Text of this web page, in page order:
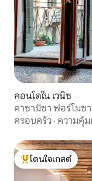
คอนโดใน เวนิซ
คาซามิซา ฟอร์โมซ
ครอบครัว · ความคุ้ม
โดนใจเกสต์ที่สุด
โดนใจเกสต์